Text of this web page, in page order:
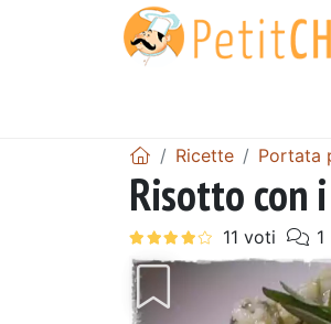
Ricette Portata
Risotto con